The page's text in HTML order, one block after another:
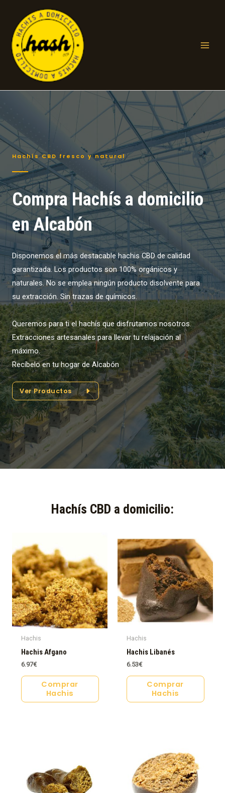
contenido
Hachís CBD fresco y natural
Compra Hachís a domicilio
en Alcabón
Disponemos el más destacable hachis CBD de calidad
garantizada. Los productos son 100% orgánicos y
naturales. No se emplea ningún producto disolvente para
su extracción. Sin trazas de químicos.
Queremos para ti el hachís que disfrutamos nosotros.
Extracciones artesanales para llevar tu relajación al
máximo.
Recíbelo en tu hogar de Alcabón
Ver Productos
Hachís CBD a domicilio:​
Hachis
Hachis Afgano
6.97€
Comprar
Hachis
Hachis
Hachis Libanés
6.53€
Comprar
Hachis